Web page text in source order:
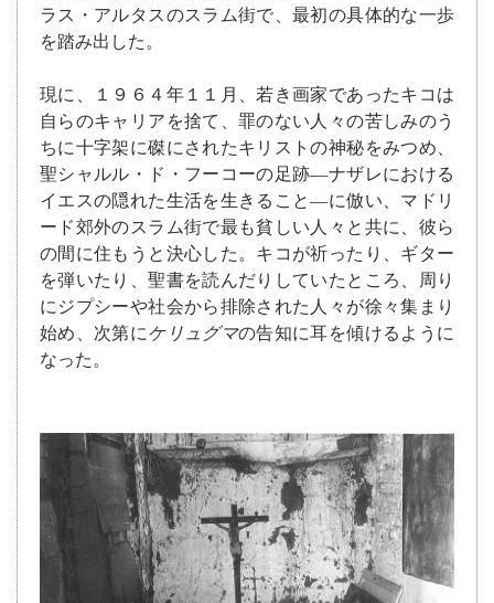
ラス・アルタスのスラム街で、最初の具体的な一歩
を踏み出した。
現に、１９６４年１１月、若き画家であったキコは
自らのキャリアを捨て、罪のない人々の苦しみのう
ちに十字架に磔にされたキリストの神秘をみつめ、
聖シャルル・ド・フーコーの足跡―ナザレにおける
イエスの隠れた生活を生きること―に倣い、マドリ
ード郊外のスラム街で最も貧しい人々と共に、彼ら
の間に住もうと決心した。キコが祈ったり、ギター
を弾いたり、聖書を読んだりしていたところ、周り
にジプシーや社会から排除された人々が徐々集まり
始め、次第にケリュグマの告知に耳を傾けるように
なった。